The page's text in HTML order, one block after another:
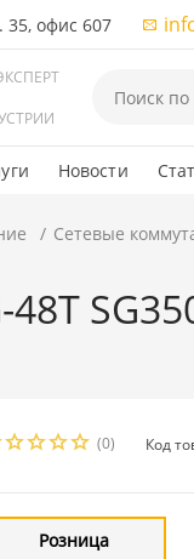
35, офис 607
Новости
Сетевые
(0) Код
Розница